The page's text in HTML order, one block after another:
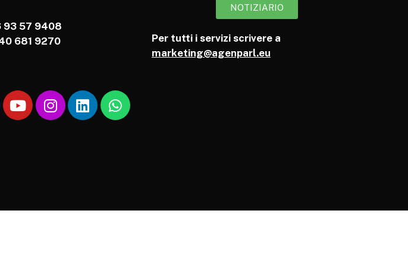
93 57 9408
681 9270
NOTIZIARIO
Per tutti i servizi scrivere a
marketing@agenparl.eu